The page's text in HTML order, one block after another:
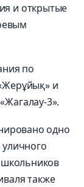
и открытые
по
и
3».
одно
школьников
также